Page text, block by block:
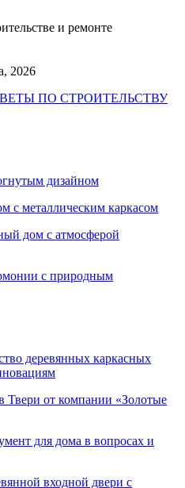
и ремонте
2026
ПО СТРОИТЕЛЬСТВУ
дизайном
с металлическим каркасом
дом с атмосферой
с природным
деревянных каркасных
Твери от компании «Золотые
для дома в вопросах и
входной двери с